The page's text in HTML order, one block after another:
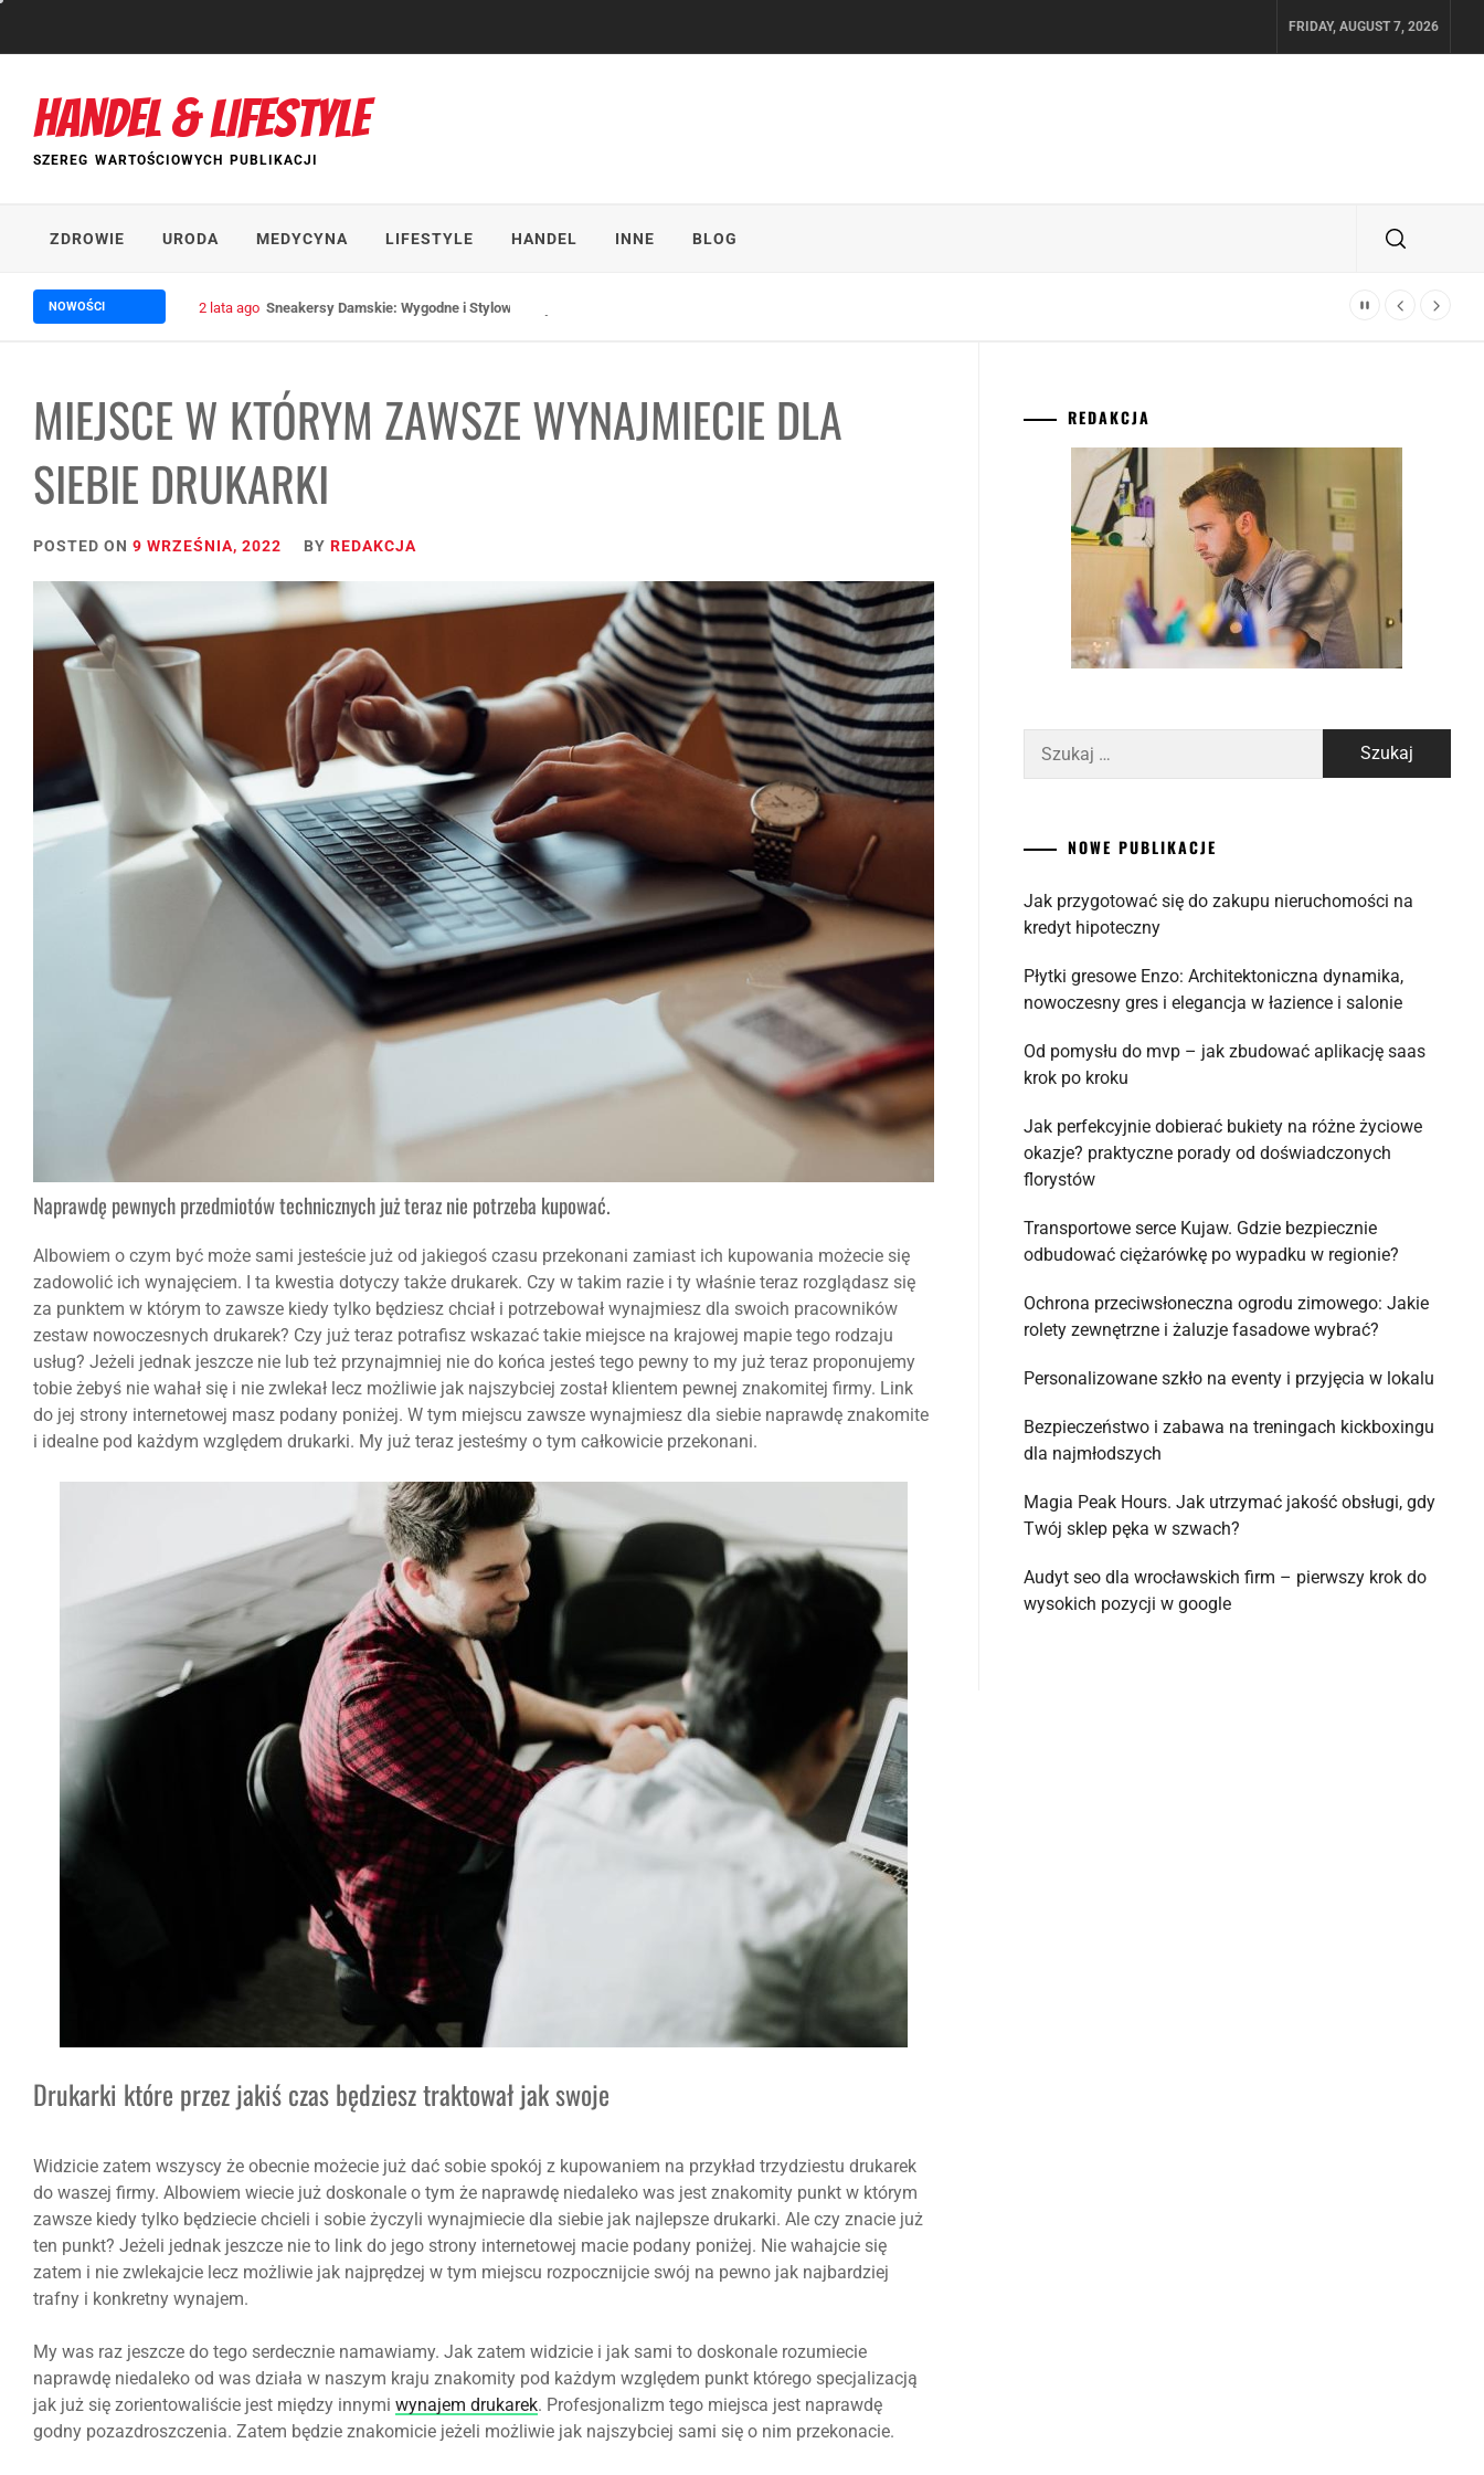
FRIDAY, AUGUST 7, 2026
HANDEL & LIFESTYLE
SZEREG WARTOŚCIOWYCH PUBLIKACJI
ZDROWIE URODA MEDYCYNA LIFESTYLE HANDEL INNE BLOG
NOWOŚCI 2 lata ago Sneakersy Damskie: Wygodne i Stylowe Buty od Carinii
MIEJSCE W KTÓRYM ZAWSZE WYNAJMIECIE DLA
SIEBIE DRUKARKI
POSTED ON 9 WRZEŚNIA, 2022 BY REDAKCJA
Naprawdę pewnych przedmiotów technicznych już teraz nie potrzeba kupować.
Albowiem o czym być może sami jesteście już od jakiegoś czasu przekonani zamiast ich kupowania możecie się
zadowolić ich wynajęciem. I ta kwestia dotyczy także drukarek. Czy w takim razie i ty właśnie teraz rozglądasz się
za punktem w którym to zawsze kiedy tylko będziesz chciał i potrzebował wynajmiesz dla swoich pracowników
zestaw nowoczesnych drukarek? Czy już teraz potrafisz wskazać takie miejsce na krajowej mapie tego rodzaju
usług? Jeżeli jednak jeszcze nie lub też przynajmniej nie do końca jesteś tego pewny to my już teraz proponujemy
tobie żebyś nie wahał się i nie zwlekał lecz możliwie jak najszybciej został klientem pewnej znakomitej firmy. Link
do jej strony internetowej masz podany poniżej. W tym miejscu zawsze wynajmiesz dla siebie naprawdę znakomite
i idealne pod każdym względem drukarki. My już teraz jesteśmy o tym całkowicie przekonani.
Drukarki które przez jakiś czas będziesz traktował jak swoje
Widzicie zatem wszyscy że obecnie możecie już dać sobie spokój z kupowaniem na przykład trzydziestu drukarek
do waszej firmy. Albowiem wiecie już doskonale o tym że naprawdę niedaleko was jest znakomity punkt w którym
zawsze kiedy tylko będziecie chcieli i sobie życzyli wynajmiecie dla siebie jak najlepsze drukarki. Ale czy znacie już
ten punkt? Jeżeli jednak jeszcze nie to link do jego strony internetowej macie podany poniżej. Nie wahajcie się
zatem i nie zwlekajcie lecz możliwie jak najprędzej w tym miejscu rozpocznijcie swój na pewno jak najbardziej
trafny i konkretny wynajem.
My was raz jeszcze do tego serdecznie namawiamy. Jak zatem widzicie i jak sami to doskonale rozumiecie
naprawdę niedaleko od was działa w naszym kraju znakomity pod każdym względem punkt którego specjalizacją
jak już się zorientowaliście jest między innymi wynajem drukarek. Profesjonalizm tego miejsca jest naprawdę
godny pozazdroszczenia. Zatem będzie znakomicie jeżeli możliwie jak najszybciej sami się o nim przekonacie.
REDAKCJA
NOWE PUBLIKACJE
Jak przygotować się do zakupu nieruchomości na
kredyt hipoteczny
Płytki gresowe Enzo: Architektoniczna dynamika,
nowoczesny gres i elegancja w łazience i salonie
Od pomysłu do mvp – jak zbudować aplikację saas
krok po kroku
Jak perfekcyjnie dobierać bukiety na różne życiowe
okazje? praktyczne porady od doświadczonych
florystów
Transportowe serce Kujaw. Gdzie bezpiecznie
odbudować ciężarówkę po wypadku w regionie?
Ochrona przeciwsłoneczna ogrodu zimowego: Jakie
rolety zewnętrzne i żaluzje fasadowe wybrać?
Personalizowane szkło na eventy i przyjęcia w lokalu
Bezpieczeństwo i zabawa na treningach kickboxingu
dla najmłodszych
Magia Peak Hours. Jak utrzymać jakość obsługi, gdy
Twój sklep pęka w szwach?
Audyt seo dla wrocławskich firm – pierwszy krok do
wysokich pozycji w google